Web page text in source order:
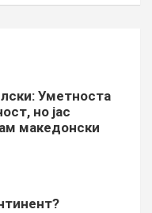
Уметноста
но јас
македонски